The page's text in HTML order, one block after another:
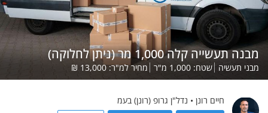
מבנה תעשייה קלה 1,000 מר (ניתן לחלוקה)
מבני תעשיה שטח: 1,000 מ"ר מחיר למ"ר:13,000
₪
חיים רונן • נדל"ן גרופ (רונן) בעמ